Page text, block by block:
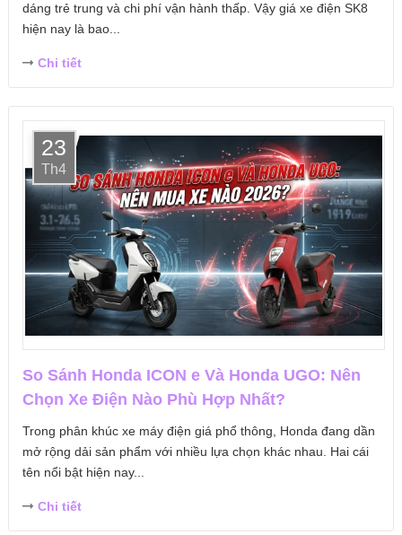
dáng trẻ trung và chi phí vận hành thấp. Vậy giá xe điện SK8
hiện nay là bao...
Chi tiết
23
Th4
So Sánh Honda ICON e Và Honda UGO: Nên
Chọn Xe Điện Nào Phù Hợp Nhất?
Trong phân khúc xe máy điện giá phổ thông, Honda đang dần
mở rộng dải sản phẩm với nhiều lựa chọn khác nhau. Hai cái
tên nổi bật hiện nay...
Chi tiết